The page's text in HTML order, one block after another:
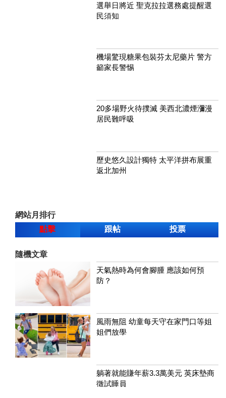
選舉日將近 聖克拉拉選務處提醒選
民須知
機場驚現糖果包裝芬太尼藥片 警方
籲家長警惕
20多場野火待撲滅 美西北濃煙瀰漫
居民難呼吸
歷史悠久設計獨特 太平洋拼布展重
返北加州
網站月排行
點擊
跟帖 投票
隨機文章
天氣熱時為何會腳腫 應該如何預
防？
風雨無阻 幼童每天守在家門口等姐
姐們放學
躺著就能賺年薪3.3萬美元 英床墊商
徵試睡員